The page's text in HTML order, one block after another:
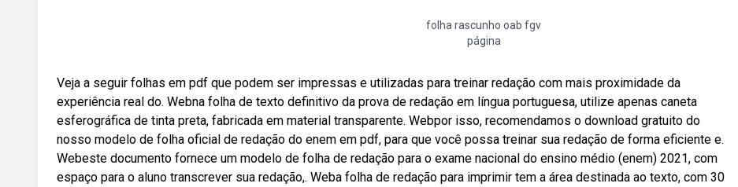
folha rascunho oab fgv
página
Veja a seguir folhas em pdf que podem ser impressas e utilizadas para treinar redação com mais proximidade da
experiência real do. Webna folha de texto definitivo da prova de redação em língua portuguesa, utilize apenas caneta
esferográfica de tinta preta, fabricada em material transparente. Webpor isso, recomendamos o download gratuito do
nosso modelo de folha oficial de redação do enem em pdf, para que você possa treinar sua redação de forma eficiente e.
Webeste documento fornece um modelo de folha de redação para o exame nacional do ensino médio (enem) 2021, com
espaço para o aluno transcrever sua redação,. Weba folha de redação para imprimir tem a área destinada ao texto, com 30